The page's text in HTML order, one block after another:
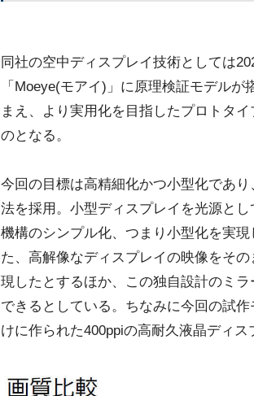
同社の空中ディスプレイ技術としては
「Moeye(モアイ)」に原理検証モデル
まえ、より実用化を目指したプロトタ
のとなる。
今回の目標は高精細化かつ小型化であ
法を採用。小型ディスプレイを光源と
機構のシンプル化、つまり小型化を実
た、高解像なディスプレイの映像をそ
現したとするほか、この独自設計のミ
できるとしている。ちなみに今回の試
けに作られた400ppiの高耐久液晶ディス